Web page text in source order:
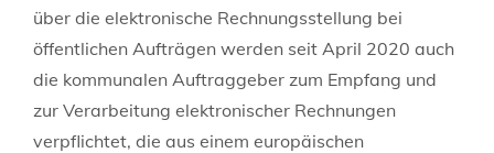
über die elektronische Rechnungsstellung bei
öffentlichen Aufträgen werden seit April 2020 auch
die kommunalen Auftraggeber zum Empfang und
zur Verarbeitung elektronischer Rechnungen
verpflichtet, die aus einem europäischen